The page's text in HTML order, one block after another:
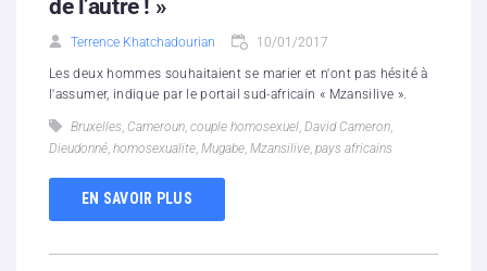
de l’autre ! »
Terrence Khatchadourian 10/01/2017
Les deux hommes souhaitaient se marier et n'ont pas hésité à
l'assumer, indique par le portail sud-africain « Mzansilive ».
Bruxelles, Cameroun, couple homosexuel, David Cameron,
Dieudonné, homosexualite, Mugabe, Mzansilive, pays africains
EN SAVOIR PLUS